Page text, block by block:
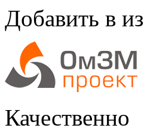
Добавить в
Качественно